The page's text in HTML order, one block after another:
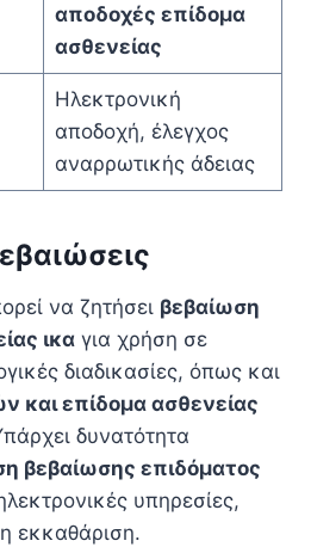
αποδοχές επίδομα
ασθενείας
Ηλεκτρονική
αποδοχή, έλεγχος
αναρρωτικής άδειας
να ζητήσει βεβαίωση
ικα για χρήση σε
διαδικασίες, όπως και
και επίδομα ασθενείας
δυνατότητα
βεβαίωσης επιδόματος
υπηρεσίες,
εκκαθάριση.